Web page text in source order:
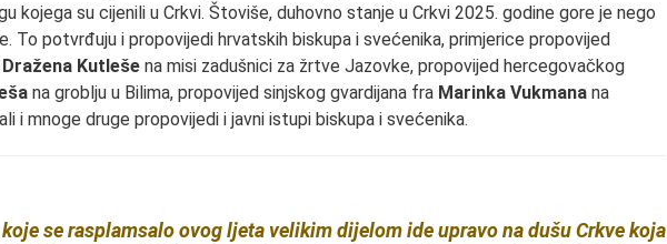
kojega su cijenili u Crkvi. Štoviše, duhovno stanje u Crkvi 2025. godine gore je nego
To potvrđuju i propovijedi hrvatskih biskupa i svećenika, primjerice propovijed
Dražena Kutleše na misi zadušnici za žrtve Jazovke, propovijed hercegovačkog
na groblju u Bilima, propovijed sinjskog gvardijana fra Marinka Vukmana na
i mnoge druge propovijedi i javni istupi biskupa i svećenika.
se rasplamsalo ovog ljeta velikim dijelom ide upravo na dušu Crkve koja